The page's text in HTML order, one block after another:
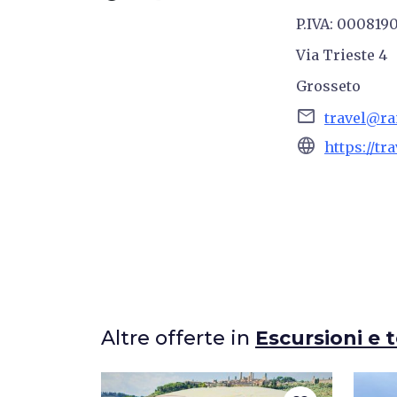
P.IVA:
Via Trieste 4
Grosseto
email
language https://
Altre offerte in Escursioni e